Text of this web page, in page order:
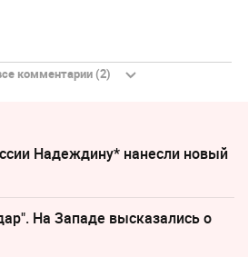
комментарии (2)
Надеждину* нанесли новый
На Западе высказались о